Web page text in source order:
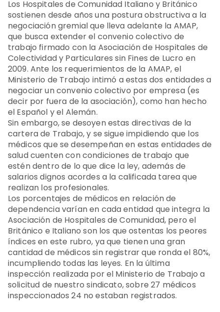
Los Hospitales de Comunidad Italiano y Británico
sostienen desde años una postura obstructiva a la
negociación gremial que lleva adelante la AMAP,
que busca extender el convenio colectivo de
trabajo firmado con la Asociación de Hospitales de
Colectividad y Particulares sin Fines de Lucro en
2009. Ante los requerimientos de la AMAP, el
Ministerio de Trabajo intimó a estas dos entidades a
negociar un convenio colectivo por empresa (es
decir por fuera de la asociación), como han hecho
el Español y el Alemán.
Sin embargo, se desoyen estas directivas de la
cartera de Trabajo, y se sigue impidiendo que los
médicos que se desempeñan en estas entidades de
salud cuenten con condiciones de trabajo que
estén dentro de lo que dice la ley, además de
salarios dignos acordes a la calificada tarea que
realizan los profesionales.
Los porcentajes de médicos en relación de
dependencia varían en cada entidad que integra la
Asociación de Hospitales de Comunidad, pero el
Británico e Italiano son los que ostentas los peores
índices en este rubro, ya que tienen una gran
cantidad de médicos sin registrar que ronda el 80%,
incumpliendo todas las leyes. En la última
inspección realizada por el Ministerio de Trabajo a
solicitud de nuestro sindicato, sobre 27 médicos
inspeccionados 24 no estaban registrados.